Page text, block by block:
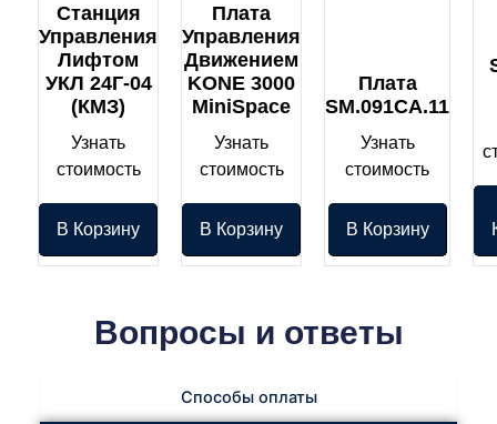
Станция
Управления
Лифтом
УКЛ 24Г-04
(КМЗ)
Узнать
стоимость
В Корзину
Плата
Управления
Движением
KONE 3000
MiniSpace
Узнать
стоимость
В Корзину
Плата
SM.091CA.11
Узнать
стоимость
В Корзину
Вопросы и ответы
Способы оплаты